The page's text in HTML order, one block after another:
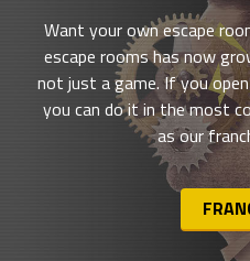
Want your own escape
escape rooms has now
not just a game. If you
you can do it in the most
as our